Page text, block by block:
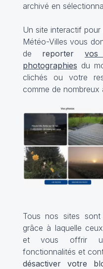
archivé en
Un site interactif pour
Météo-Villes vous
de reportervos
photographies du
clichés ou votre
comme de nombreux
Tous nos sites sont
grâce à laquelle
et vous offrir
fonctionnalités et
désactiver votre